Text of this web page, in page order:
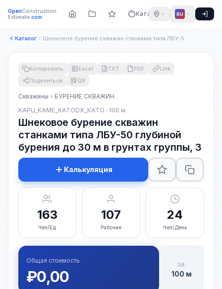
OpenConstruction
Estimate.com Каталог RU
Каталог Шнековое бурение скважин станками типа ЛБУ-50 глубиной бурен...
Копировать Excel TXT PDF
Link
Поделиться
QR
Скважины
БУРЕНИЕ СКВАЖИН
KAPU_KAME_KATODX_KATO · 100 м
Шнековое бурение скважин
станками типа ЛБУ-50 глубиной
бурения до 30 м в грунтах группы, 3
Калькуляция
163
Чел/Ед
107
Рабочие
24
Чел/День
Общая стоимость
₽0,00
ЗА
100 м